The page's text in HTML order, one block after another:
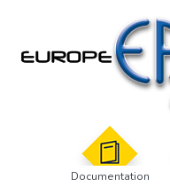
Documentation